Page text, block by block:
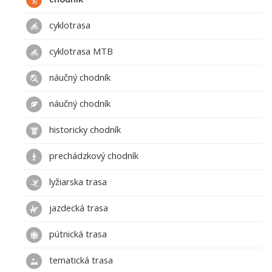
cyklotrasa
cyklotrasa MTB
náučný chodník
náučný chodník
historicky chodník
prechádzkový chodník
lyžiarska trasa
jazdecká trasa
pútnická trasa
tematická trasa